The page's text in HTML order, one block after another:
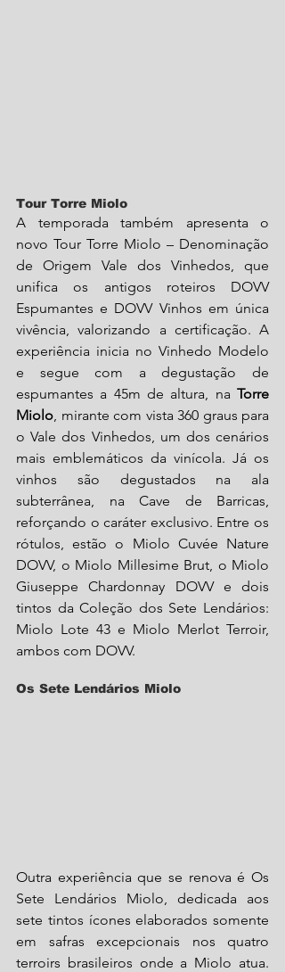
Tour Torre Miolo
A temporada também apresenta o
novo Tour Torre Miolo – Denominação
de Origem Vale dos Vinhedos, que
unifica os antigos roteiros DOVV
Espumantes e DOVV Vinhos em única
vivência, valorizando a certificação. A
experiência inicia no Vinhedo Modelo
e segue com a degustação de
espumantes a 45m de altura, na Torre
Miolo, mirante com vista 360 graus para
o Vale dos Vinhedos, um dos cenários
mais emblemáticos da vinícola. Já os
vinhos são degustados na ala
subterrânea, na Cave de Barricas,
reforçando o caráter exclusivo. Entre os
rótulos, estão o Miolo Cuvée Nature
DOVV, o Miolo Millesime Brut, o Miolo
Giuseppe Chardonnay DOVV e dois
tintos da Coleção dos Sete Lendários:
Miolo Lote 43 e Miolo Merlot Terroir,
ambos com DOVV.
Os Sete Lendários Miolo
Outra experiência que se renova é Os
Sete Lendários Miolo, dedicada aos
sete tintos ícones elaborados somente
em safras excepcionais nos quatro
terroirs brasileiros onde a Miolo atua.